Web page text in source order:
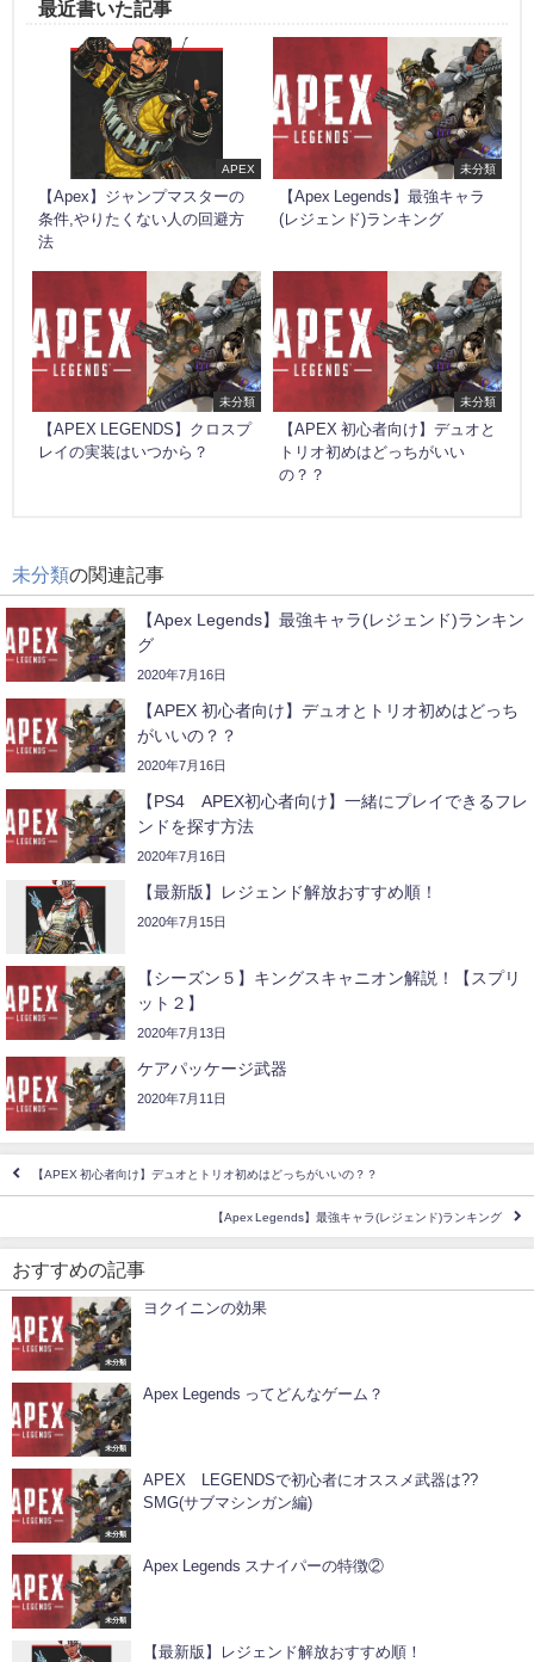
最近書いた記事
APEX
【Apex】ジャンプマスターの
条件,やりたくない人の回避方
法
未分類
【Apex Legends】最強キャラ
(レジェンド)ランキング
未分類
【APEX LEGENDS】クロスプ
レイの実装はいつから？
未分類
【APEX 初心者向け】デュオと
トリオ初めはどっちがいい
の？？
未分類の関連記事
【Apex Legends】最強キャラ(レジェンド)ランキン
グ
2020年7月16日
【APEX 初心者向け】デュオとトリオ初めはどっち
がいいの？？
2020年7月16日
【PS4 APEX初心者向け】一緒にプレイできるフレ
ンドを探す方法
2020年7月16日
【最新版】レジェンド解放おすすめ順！
2020年7月15日
【シーズン５】キングスキャニオン解説！【スプリ
ット２】
2020年7月13日
ケアパッケージ武器
2020年7月11日
【APEX 初心者向け】デュオとトリオ初めはどっちがいいの？？
【Apex Legends】最強キャラ(レジェンド)ランキング
おすすめの記事
未分類
ヨクイニンの効果
未分類
Apex Legends ってどんなゲーム？
未分類
APEX LEGENDSで初心者にオススメ武器は??
SMG(サブマシンガン編)
未分類
Apex Legends スナイパーの特徴②
【最新版】レジェンド解放おすすめ順！